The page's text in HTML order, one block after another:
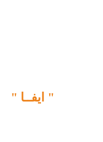
" ایفــا "